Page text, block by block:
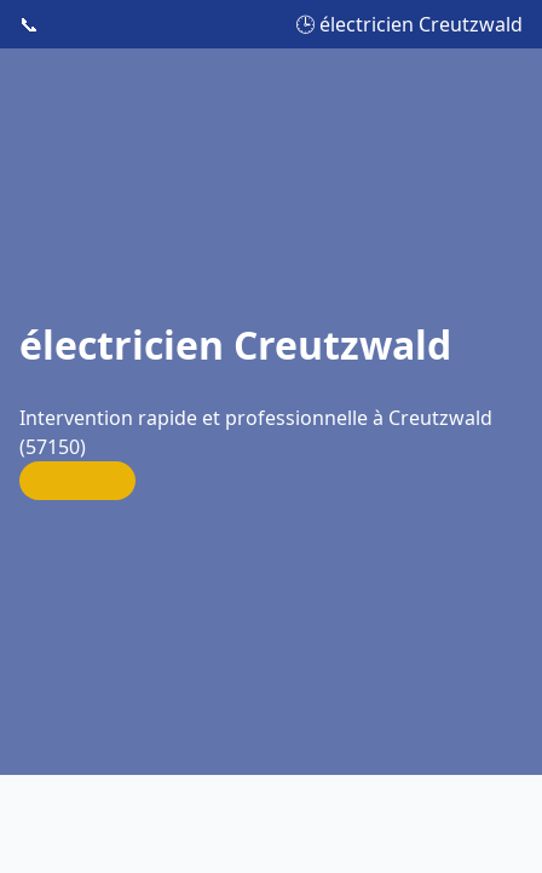
📞 🕒 électricien Creutzwald
électricien Creutzwald
Intervention rapide et professionnelle à Creutzwald
(57150)